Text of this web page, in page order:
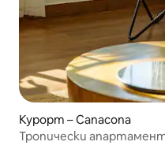
Курорт – Canacona
Тропически